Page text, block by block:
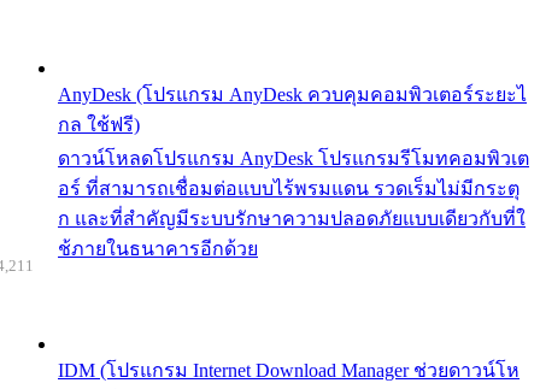
AnyDesk (โปรแกรม AnyDesk ควบคุมคอมพิวเตอร์ระยะไ
กล ใช้ฟรี)
ดาวน์โหลดโปรแกรม AnyDesk โปรแกรมรีโมทคอมพิวเต
อร์ ที่สามารถเชื่อมต่อแบบไร้พรมแดน รวดเร็มไม่มีกระตุ
ก และที่สำคัญมีระบบรักษาความปลอดภัยแบบเดียวกับที่ใ
ช้ภายในธนาคารอีกด้วย
IDM (โปรแกรม Internet Download Manager ช่วยดาวน์โห